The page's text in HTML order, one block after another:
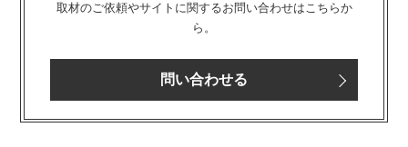
取材のご依頼やサイトに関するお問い合わせはこちらか
ら。
問い合わせる